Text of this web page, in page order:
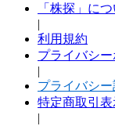
「株探」に
|
利用規約
プライバシ
|
プライバシー
特定商取引表
|